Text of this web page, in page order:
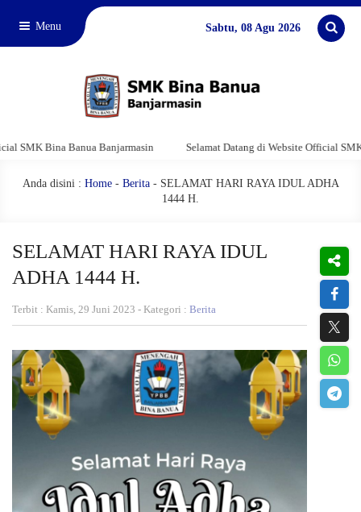
Menu Sabtu, 08 Agu 2026
Banua Banjarmasin Selamat Datang di Website Official SMK Bina
Anda disini : Home- Berita- SELAMAT HARI RAYA IDUL ADHA
1444 H.
SELAMAT HARI RAYA IDUL
ADHA 1444 H.
Terbit : Kamis, 29 Juni 2023 - Kategori : Berita